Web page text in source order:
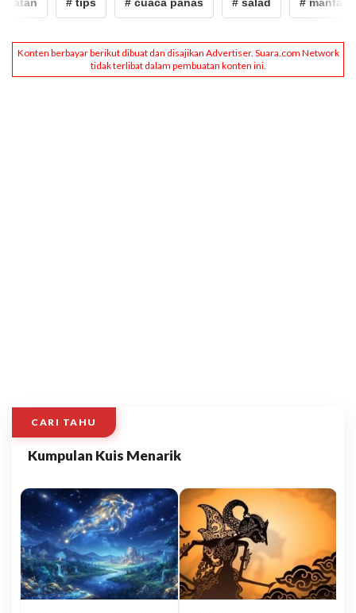
# tips # cuaca panas # salad # manfaat
CARI TAHU
Kumpulan Kuis Menarik